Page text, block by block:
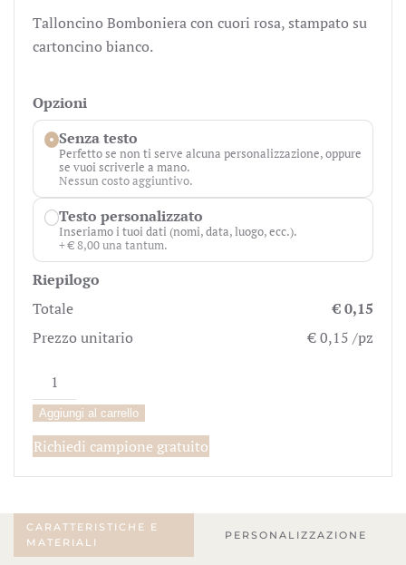
Talloncino Bomboniera con cuori rosa, stampato su
cartoncino bianco.
Opzioni
Senza testo
Perfetto se non ti serve alcuna personalizzazione, oppure
se vuoi scriverle a mano.
Nessun costo aggiuntivo.
Testo personalizzato
Inseriamo i tuoi dati (nomi, data, luogo, ecc.).
+ € 8,00 una tantum.
Riepilogo
Totale
€ 0,15
Prezzo unitario
€ 0,15 /pz
Biglietto
Bomboniera
Cuori
Rosa
Aggiungi al carrello
Richiedi campione gratuito
CARATTERISTICHE E
MATERIALI
PERSONALIZZAZIONE